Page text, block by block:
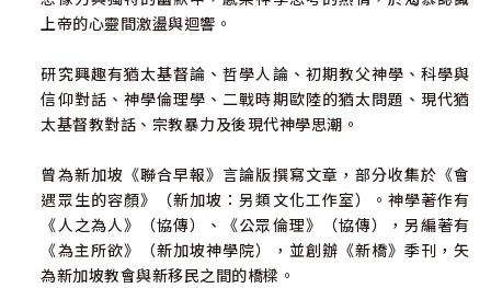
上帝的心靈間激盪與迴響。
研究興趣有猶太基督論、哲學人論、初期教父神學、科學與
信仰對話、神學倫理學、二戰時期歐陸的猶太問題、現代猶
太基督教對話、宗教暴力及後現代神學思潮。
曾為新加坡《聯合早報》言論版撰寫文章，部分收集於《會
遇眾生的容顏》（新加坡：另類文化工作室）。神學著作有
《人之為人》（協傳）、《公眾倫理》（協傳），另編著有
《為主所欲》（新加坡神學院），並創辦《新橋》季刊，矢
為新加坡教會與新移民之間的橋樑。